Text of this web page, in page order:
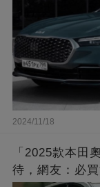
2024/11/18
「2025款本田
待，網友：必買